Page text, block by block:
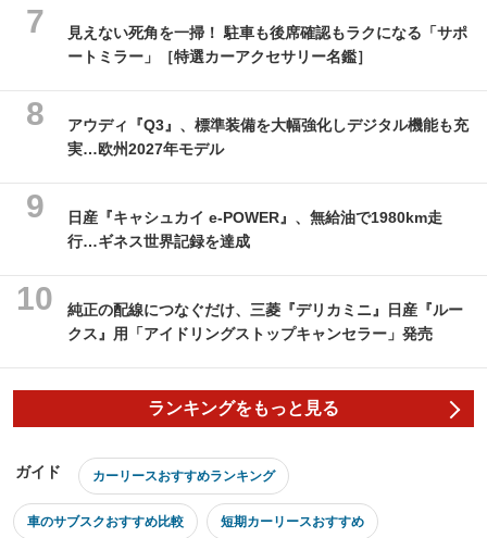
見えない死角を一掃！ 駐車も後席確認もラクになる「サポ
ートミラー」［特選カーアクセサリー名鑑］
アウディ『Q3』、標準装備を大幅強化しデジタル機能も充
実…欧州2027年モデル
日産『キャシュカイ e-POWER』、無給油で1980km走
行…ギネス世界記録を達成
純正の配線につなぐだけ、三菱『デリカミニ』日産『ルー
クス』用「アイドリングストップキャンセラー」発売
ランキングをもっと見る
ガイド カーリースおすすめランキング
車のサブスクおすすめ比較 短期カーリースおすすめ